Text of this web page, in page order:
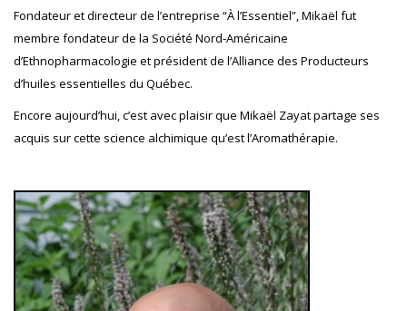
Fondateur et directeur de l’entreprise “À l’Essentiel”, Mikaël fut
membre fondateur de la Société Nord-Américaine
d’Ethnopharmacologie et président de l’Alliance des Producteurs
d’huiles essentielles du Québec.
Encore aujourd’hui, c’est avec plaisir que Mikaël Zayat partage ses
acquis sur cette science alchimique qu’est l’Aromathérapie.